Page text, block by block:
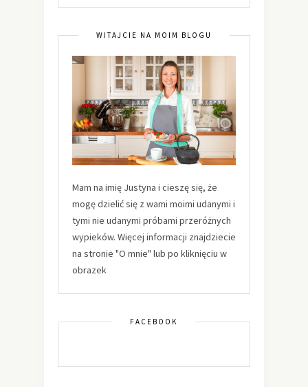
WITAJCIE NA MOIM BLOGU
Mam na imię Justyna i cieszę się, że
mogę dzielić się z wami moimi udanymi i
tymi nie udanymi próbami przeróżnych
wypieków. Więcej informacji znajdziecie
na stronie "O mnie" lub po kliknięciu w
obrazek
FACEBOOK